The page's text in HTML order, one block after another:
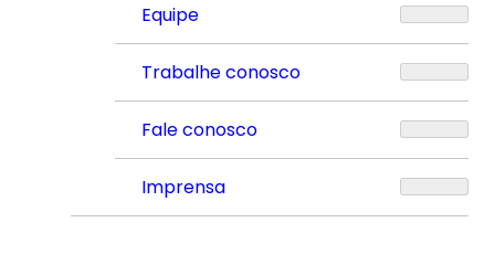
Equipe
Trabalhe conosco
Fale conosco
Imprensa